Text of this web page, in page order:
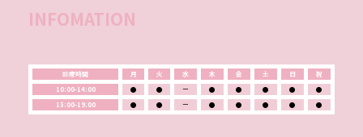
INFOMATION
診療時間 月 火 水 木 金 土 日
祝
10:00-14:00
● ● ー ● ● ● ●
●
15:00-19:00
● ● ー ● ● ● ● ●